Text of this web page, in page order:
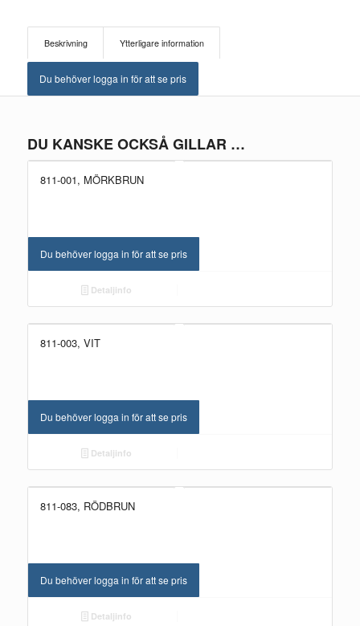
Beskrivning Ytterligare information
Du behöver logga in för att se pris
DU KANSKE OCKSÅ GILLAR …
811-001, MÖRKBRUN
Du behöver logga in för att se pris
Detaljinfo
811-003, VIT
Du behöver logga in för att se pris
Detaljinfo
811-083, RÖDBRUN
Du behöver logga in för att se pris
Detaljinfo